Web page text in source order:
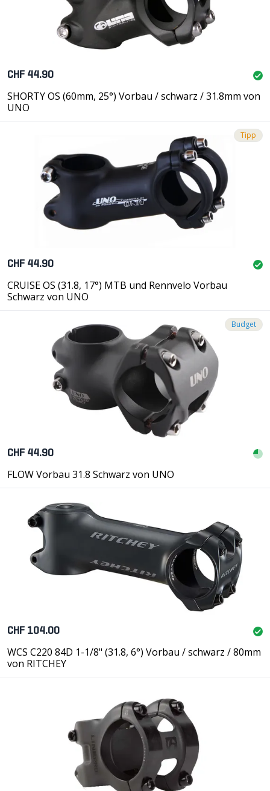
CHF 44.90
SHORTY OS (60mm, 25°) Vorbau / schwarz / 31.8mm von
UNO
Tipp
CHF 44.90
CRUISE OS (31.8, 17°) MTB und Rennvelo Vorbau
Schwarz von UNO
Budget
CHF 44.90
FLOW Vorbau 31.8 Schwarz von UNO
CHF 104.00
WCS C220 84D 1-1/8" (31.8, 6°) Vorbau / schwarz / 80mm
von RITCHEY